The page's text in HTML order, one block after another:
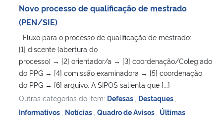
PlanaltoNovo processo de qualificação de mestrado
(PEN/SIE)
Fluxo para o processo de qualificação de mestrado:
[1] discente (abertura do
processo) → [2] orientador/a → [3] coordenação/Colegiado
do PPG → [4] comissão examinadora → [5] coordenação
do PPG → [6] arquivo. A SIPOS salienta que [...]
Outras categorias do item: Defesas Destaques
Informativos Notícias Quadro de Avisos Últimas